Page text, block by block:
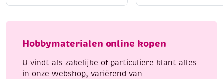
meter,
pink
meter,
aantal
Hobbymaterialen online kopen
U vindt als zakelijke of particuliere klant alles
in onze webshop, variërend van